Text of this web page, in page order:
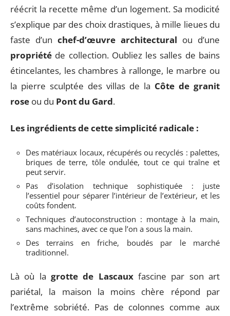
réécrit la recette même d’un logement. Sa modicité
s’explique par des choix drastiques, à mille lieues du
faste d’un chef-d’œuvre architectural ou d’une
propriété de collection. Oubliez les salles de bains
étincelantes, les chambres à rallonge, le marbre ou
la pierre sculptée des villas de la Côte de granit
rose ou du Pont du Gard.
Les ingrédients de cette simplicité radicale :
Des matériaux locaux, récupérés ou recyclés : palettes,
briques de terre, tôle ondulée, tout ce qui traîne et
peut servir.
Pas d’isolation technique sophistiquée : juste
l’essentiel pour séparer l’intérieur de l’extérieur, et les
coûts fondent.
Techniques d’autoconstruction : montage à la main,
sans machines, avec ce que l’on a sous la main.
Des terrains en friche, boudés par le marché
traditionnel.
Là où la grotte de Lascauxfascine par son art
pariétal, la maison la moins chère répond par
l’extrême sobriété. Pas de colonnes comme aux